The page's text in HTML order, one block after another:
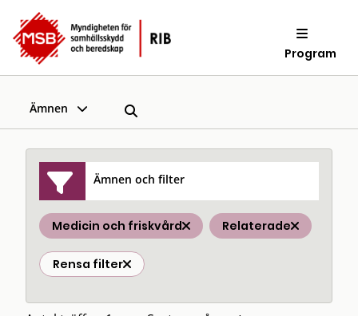
Program
Ämnen
Ämnen och filter
Medicin och friskvård Relaterade
Rensa filter